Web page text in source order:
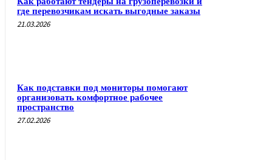
где перевозчикам искать выгодные заказы
21.03.2026
Как подставки под мониторы помогают
организовать комфортное рабочее
пространство
27.02.2026